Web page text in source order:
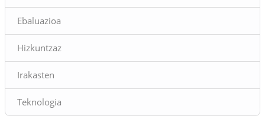
Ebaluazioa
Hizkuntzaz
Irakasten
Teknologia